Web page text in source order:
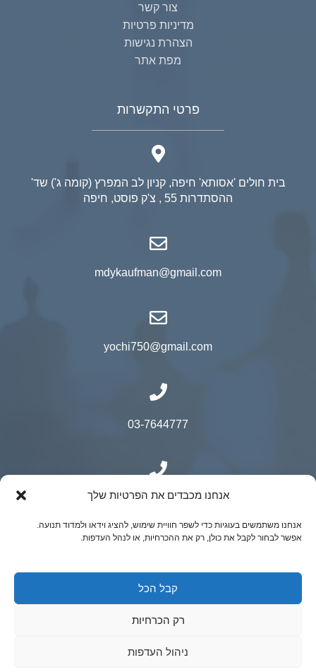
אנחנו מכבדים את הפרטיות שלך
אנחנו משתמשים בעוגיות כדי לשפר חוויית שימוש, להציג וידאו ולמדוד תנועה.
אפשר לבחור לקבל את כולן, רק את ההכרחיות, או לנהל העדפות.
קבל הכל
רק הכרחיות
ניהול העדפות
צור קשר
מדיניות פרטיות
הצהרת נגישות
מפת אתר
פרטי התקשרות
בית חולים 'אסותא' חיפה, קניון לב המפרץ (קומה ג') שד'
ההסתדרות 55 , צ'ק פוסט, חיפה
mdykaufman@gmail.com
yochi750@gmail.com
03-7644777
050-9500525
© כל הזכויות שמורות ל"ר יובל קאופמן- כירורגיה
גניקולוגית מתקדמת | נבנה ע"י ADACTIVE